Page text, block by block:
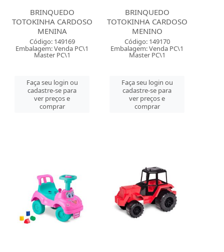
BRINQUEDO
TOTOKINHA CARDOSO
MENINA
Código: 149169
Embalagem: Venda PC\1
Master PC\1
Faça seu login ou
cadastre-se para
ver preços e
comprar
BRINQUEDO
TOTOKINHA CARDOSO
MENINO
Código: 149170
Embalagem: Venda PC\1
Master PC\1
Faça seu login ou
cadastre-se para
ver preços e
comprar